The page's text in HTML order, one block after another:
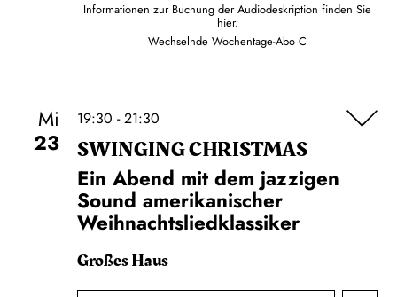
Informationen zur Buchung der Audiodeskription finden Sie
hier.
Wechselnde Wochentage-Abo C
Mi
23
19:30 - 21:30
SWINGING CHRIST­MAS
Ein Abend mit dem jazzigen
Sound amerikanischer
Weihnachtsliedklassiker
Großes Haus